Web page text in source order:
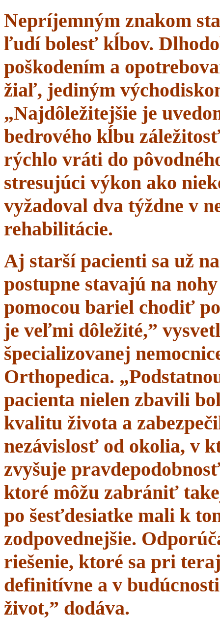
Nepríjemným znakom
ľudí bolesť kĺbov.
poškodením a
žiaľ, jediným
„Najdôležitejšie je
bedrového kĺbu
rýchlo vráti do
stresujúci výkon ako
vyžadoval dva týždne v
rehabilitácie.
Aj starší pacienti sa už
postupne stavajú na
pomocou bariel chodiť
je veľmi dôležité,”
špecializovanej
Orthopedica.
pacienta nielen zbavili
kvalitu života a
nezávislosť od okolia, v
zvyšuje
ktoré môžu zabrániť
po šesťdesiatke mali k
zodpovednejšie.
riešenie, ktoré sa pri
definitívne a v
život,” dodáva.